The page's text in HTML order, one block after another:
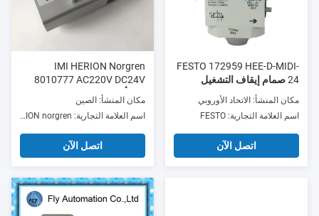
FESTO 172959 HEE-D-MIDI-
24 صمام إيقاف التشغيل
مكان المنشأ: الاتحاد الأوروبي
اسم العلامة التجارية: FESTO
اتصل الآن
IMI HERION Norgren
8010777 AC220V DC24V
مكان المنشأ: الصين
اسم العلامة التجارية: IMI HERION norgren
اتصل الآن